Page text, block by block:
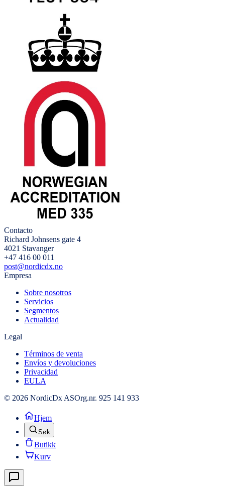
Contacto
Richard Johnsens gate 4
4021 Stavanger
+47 416 00 011
post@nordicdx.no
Empresa
Sobre nosotros
Servicios
Segmentos
Actualidad
Legal
Términos de venta
Envíos y devoluciones
Privacidad
EULA
© 2026 NordicDx ASOrg.nr. 925 141 933
Hjem
Søk
Butikk
Kurv